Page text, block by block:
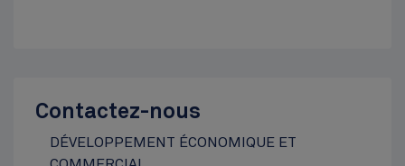
Contactez-nous
DÉVELOPPEMENT ÉCONOMIQUE ET